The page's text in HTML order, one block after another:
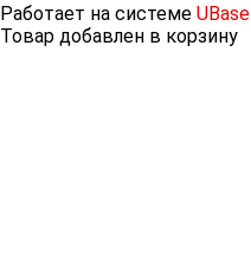
Работает на системе UBase
Товар добавлен в корзину